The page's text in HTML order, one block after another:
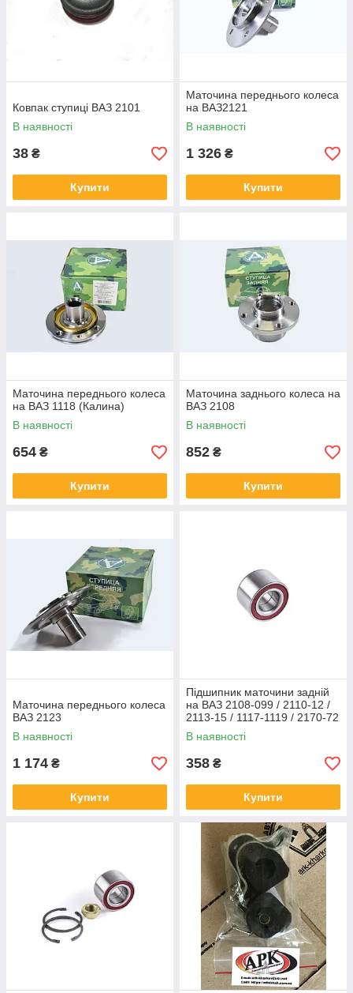
Ковпак ступиці ВАЗ 2101
В наявності
38 ₴
Купити
Маточина переднього колеса
на ВАЗ2121
В наявності
1 326 ₴
Купити
Маточина переднього колеса
на ВАЗ 1118 (Калина)
В наявності
654 ₴
Купити
Маточина заднього колеса на
ВАЗ 2108
В наявності
852 ₴
Купити
Маточина переднього колеса
ВАЗ 2123
В наявності
1 174 ₴
Купити
Підшипник маточини задній
на ВАЗ 2108-099 / 2110-12 /
2113-15 / 1117-1119 / 2170-72
В наявності
358 ₴
Купити